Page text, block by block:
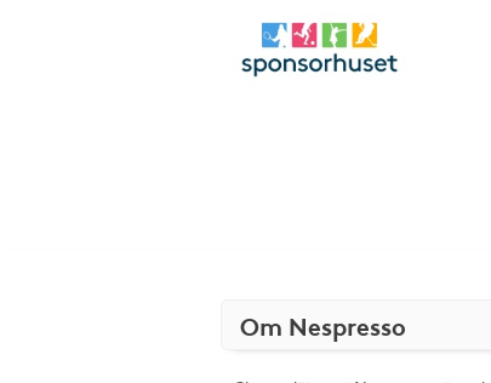
Om Nespresso